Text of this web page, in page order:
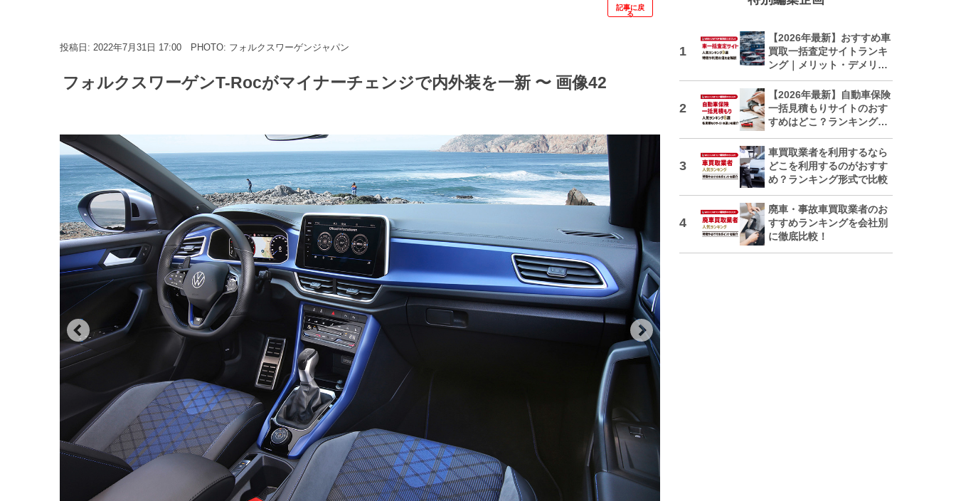
記事に戻
る
投稿日: 2022年7月31日 17:00 PHOTO: フォルクスワーゲンジャパン
フォルクスワーゲンT-Rocがマイナーチェンジで内外装を一新 〜 画像42
【2026年最新】おすすめ車
買取一括査定サイトランキ
ング｜メリット・デメリッ
トも解説
【2026年最新】自動車保険
一括見積もりサイトのおす
すめはどこ？ランキングで
車買取業者を利用するなら
どこを利用するのがおすす
め？ランキング形式で比較
廃車・事故車買取業者のお
すすめランキングを会社別
に徹底比較！